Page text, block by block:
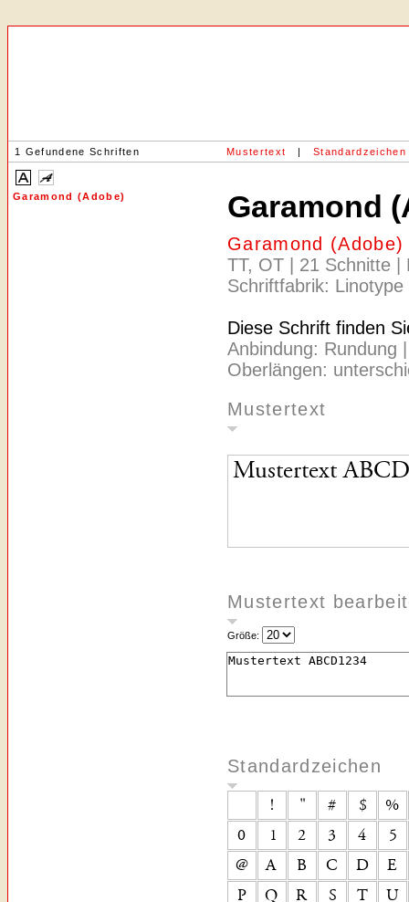
1 Gefundene Schriften Mustertext | Standardzeichen
Garamond (Adobe) Garamond
Garamond
TT, OT | 21 Schnitte |
Schriftfabrik: Linotype
Diese Schrift finden
Anbindung: Rundung
Oberlängen:
Mustertext
Mustertext
Größe:
Standardzeichen